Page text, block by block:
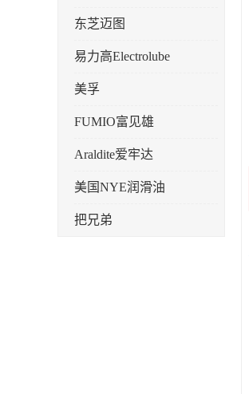
东芝迈图
易力高Electrolube
美孚
FUMIO富见雄
Araldite爱牢达
美国NYE润滑油
把兄弟